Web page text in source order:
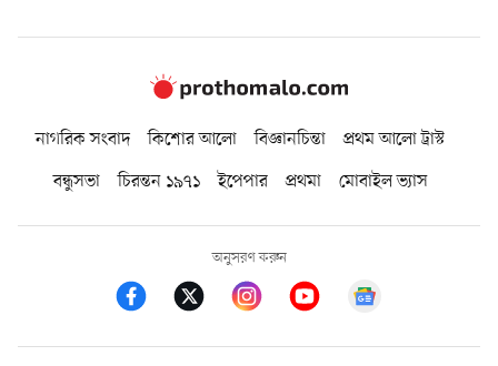
নাগরিক সংবাদ কিশোর আলো বিজ্ঞানচিন্তা
প্রথম আলো ট্রাস্ট
বন্ধুসভা
চিরন্তন ১৯৭১ ইপেপার প্রথমা মোবাইল ভ্যাস
অনুসরণ করুন